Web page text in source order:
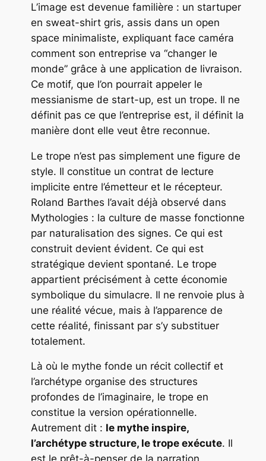
L’image est devenue familière : un startuper
en sweat-shirt gris, assis dans un open
space minimaliste, expliquant face caméra
comment son entreprise va “changer le
monde” grâce à une application de livraison.
Ce motif, que l’on pourrait appeler le
messianisme de start-up, est un trope. Il ne
définit pas ce que l’entreprise est, il définit la
manière dont elle veut être reconnue.
Le trope n’est pas simplement une figure de
style. Il constitue un contrat de lecture
implicite entre l’émetteur et le récepteur.
Roland Barthes l’avait déjà observé dans
Mythologies : la culture de masse fonctionne
par naturalisation des signes. Ce qui est
construit devient évident. Ce qui est
stratégique devient spontané. Le trope
appartient précisément à cette économie
symbolique du simulacre. Il ne renvoie plus à
une réalité vécue, mais à l’apparence de
cette réalité, finissant par s’y substituer
totalement.
Là où le mythe fonde un récit collectif et
l’archétype organise des structures
profondes de l’imaginaire, le trope en
constitue la version opérationnelle.
Autrement dit : le mythe inspire,
l’archétype structure, le trope exécute. Il